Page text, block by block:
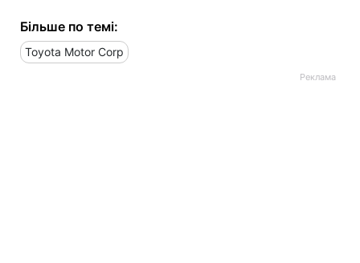
Більше по темі:
Toyota Motor Corp